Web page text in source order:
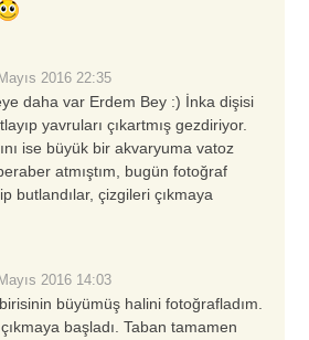
2016 22:35
daha var Erdem Bey :) İnka dişisi
yavruları çıkartmış gezdiriyor.
ise büyük bir akvaryuma vatoz
atmıştım, bugün fotoğraf
butlandılar, çizgileri çıkmaya
2016 14:03
büyümüş halini fotoğrafladım.
başladı. Taban tamamen